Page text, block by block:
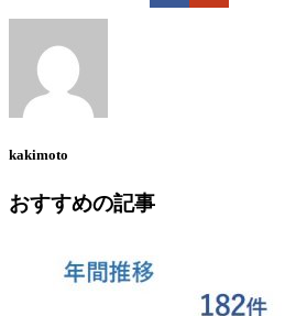
kakimoto
おすすめの記事